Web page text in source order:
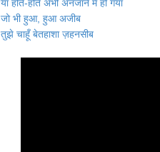
या होते-होते अभी अनजाने में हो गया
जो भी हुआ, हुआ अजीब
तुझे चाहूँ बेतहाशा ज़हनसीब